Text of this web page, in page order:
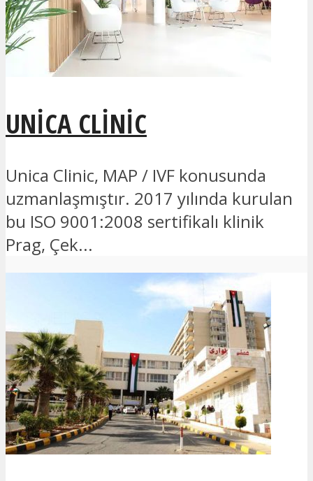
UNICA CLINIC
Unica Clinic, MAP / IVF konusunda
uzmanlaşmıştır. 2017 yılında kurulan
bu ISO 9001:2008 sertifikalı klinik
Prag, Çek...